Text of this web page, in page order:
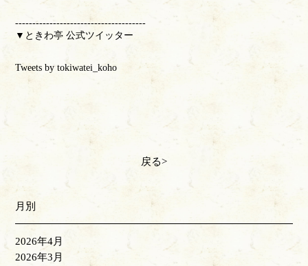
--------------------------------------
▼ときわ亭 公式ツイッター
Tweets by tokiwatei_koho
戻る
月別
2026年4月
2026年3月